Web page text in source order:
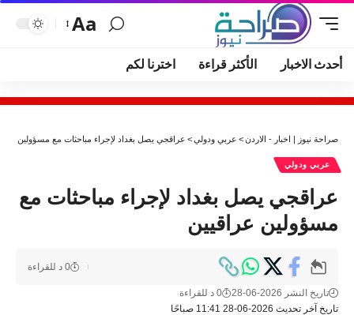
Aa
أحدث الاخبار الأكثر قراءة اخترنا لكم
صراحة نيوز | اخبار - الاردن> عربي ودولي> عراقجي يصل بغداد لإجراء مباحثات مع مسؤولين
عربي ودولي
عراقجي يصل بغداد لإجراء مباحثات مع
مسؤولين عراقيين
تاريخ آخر تحديث 2026-06-28 11:41 صباحًا
تاريخ النشر 2026-06-28 0 د للقراءة
0 د للقراءة